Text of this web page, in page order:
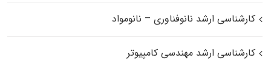
کارشناسی ارشد نانوفناوری – نانومواد
کارشناسی ارشد مهندسی کامپیوتر